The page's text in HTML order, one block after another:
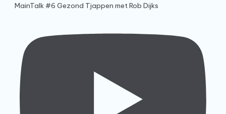
MainTalk #6 Gezond Tjappen met Rob Dijks